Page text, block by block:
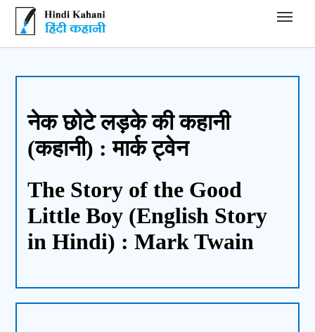
Hindi Kahani - हिंदी कहानी
नेक छोटे लड़के की कहानी
(कहानी) : मार्क ट्वेन
The Story of the Good
Little Boy (English Story
in Hindi) : Mark Twain